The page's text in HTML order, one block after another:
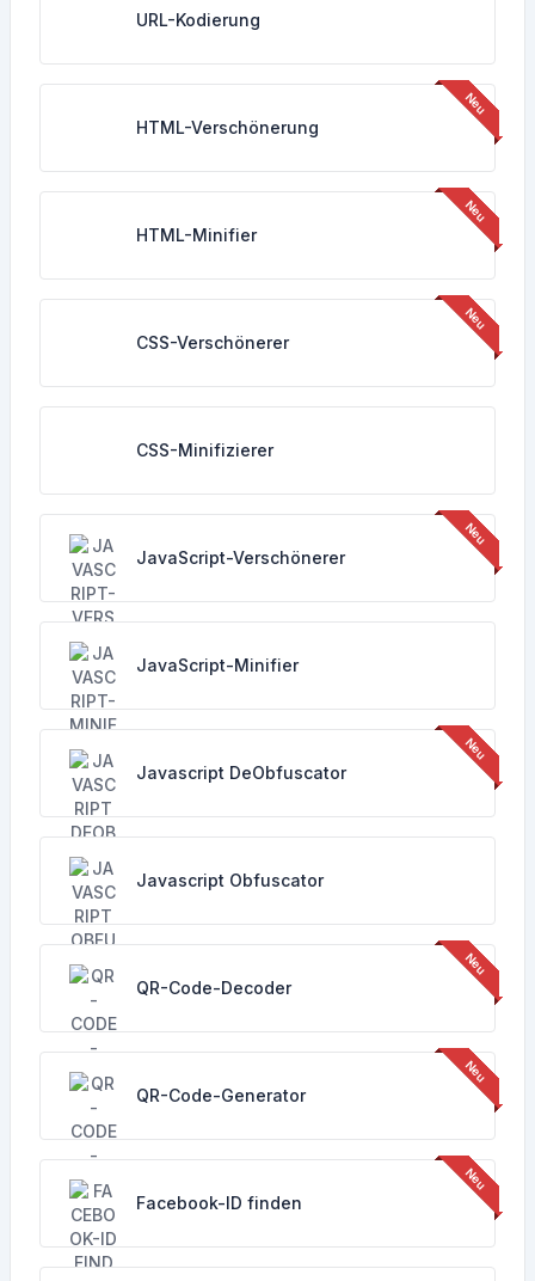
URL-Kodierung
HTML-Verschönerung
HTML-Minifier
CSS-Verschönerer
CSS-Minifizierer
JavaScript-Verschönerer
JavaScript-Minifier
Javascript DeObfuscator
Javascript Obfuscator
QR-Code-Decoder
QR-Code-Generator
Facebook-ID finden